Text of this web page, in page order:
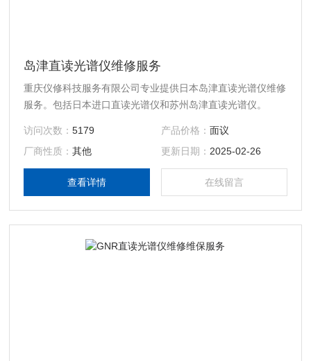
岛津直读光谱仪维修服务
重庆仪修科技服务有限公司专业提供日本岛津直读光谱仪维修
服务。包括日本进口直读光谱仪和苏州岛津直读光谱仪。
访问次数：5179 产品价格： 面议
厂商性质：其他 更新日期： 2025-02-26
查看详情 在线留言